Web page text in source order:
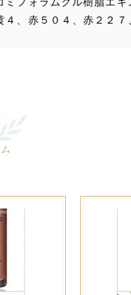
４、赤５０４、赤２２７